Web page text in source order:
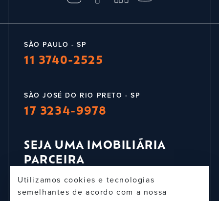
SÃO PAULO - SP
11 3740-2525
SÃO JOSÉ DO RIO PRETO - SP
17 3234-9978
SEJA UMA IMOBILIÁRIA
PARCEIRA
TRABALHE CONOSCO
Utilizamos cookies e tecnologias
semelhantes de acordo com a nossa